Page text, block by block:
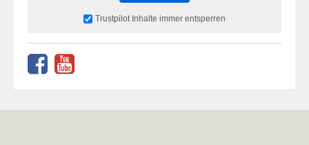
Trustpilot Inhalte immer entsperren